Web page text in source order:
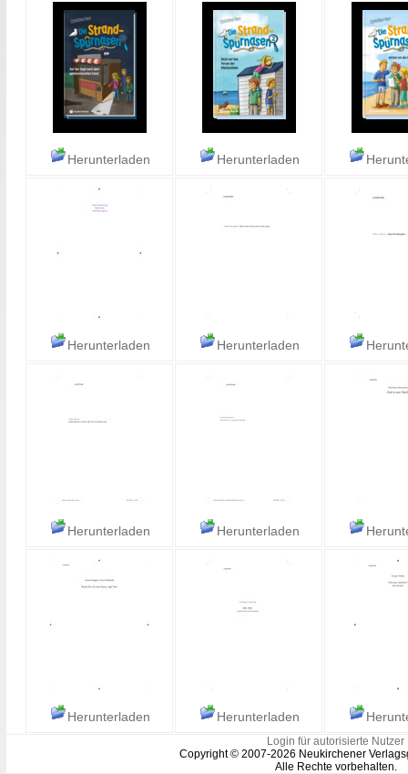
Herunterladen Herunterladen
Herunterladen Herunterladen
Herunterladen Herunterladen
Herunterladen Herunterladen
Login für autorisierte Nutzer
Copyright © 2007-2026 Neukirchener
Alle Rechte vorbehalten.